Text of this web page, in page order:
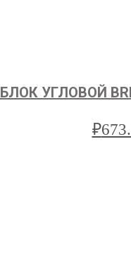
БЛОК УГЛОВОЙ
₽